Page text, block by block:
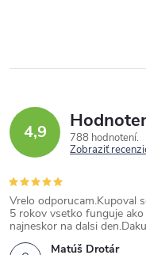
4,9
788 hodnotení
Zobraziť
Matúš Drotár
Vrelo odporucam.Kupoval
5 rokov vsetko funguje
najneskor na dalsi